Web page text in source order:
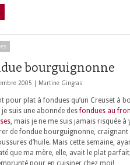
bourguignonne
2005 | Martine Gingras
pour plat à fondues qu’un Creuset à
je suis une abonnée desfondues au
, mais je ne me suis jamais risquée à
de fondue bourguignonne, craignant
d’huile. Mais cette semaine,
que ma mère, elle, avait le plat
pour en cuisiner chez moi!